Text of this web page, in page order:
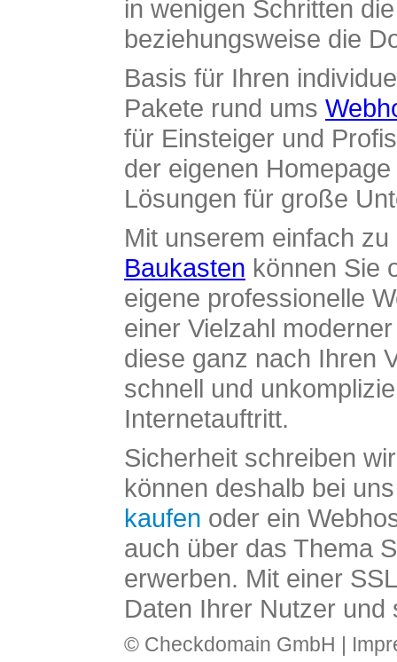
in wenigen Schritten
beziehungsweise die
Basis für Ihren
Pakete rund ums
für Einsteiger und
der eigenen
Lösungen für große
Mit unserem einfach
Baukasten können Sie
eigene professionelle
einer Vielzahl
diese ganz nach Ihren
schnell und
Internetauftritt.
Sicherheit schreiben
können deshalb bei
kaufen oder ein
auch über das Thema
erwerben. Mit einer
Daten Ihrer Nutzer und
© Checkdomain GmbH |